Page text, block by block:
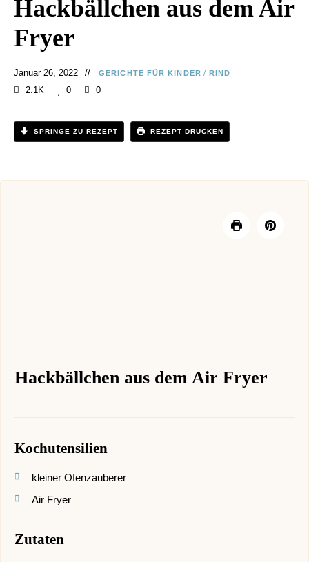
Hackbällchen aus dem Air
Fryer
Januar 26, 2022 GERICHTE FÜR KINDER / RIND
2.1K 0 0
SPRINGE ZU REZEPT REZEPT DRUCKEN
Hackbällchen aus dem Air Fryer
Kochutensilien
kleiner Ofenzauberer
Air Fryer
Zutaten